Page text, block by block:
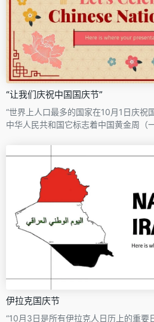
“让我们庆祝中国国庆节”
“世界上人口最多的国家在10月1日庆祝
中华人民共和国它标志着中国黄金周（
此模板了解详情，并分享这一天的历史
谈论传统，用图案背景和花卉插图让观
伊拉克国庆节
“10月3日是所有伊拉克人日历上的重